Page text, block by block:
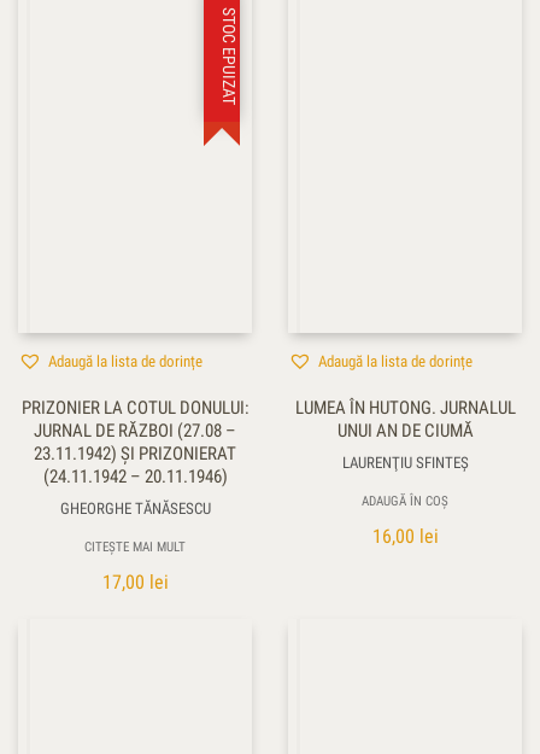
STOC EPUIZAT
Adaugă la lista de dorințe
PRIZONIER LA COTUL DONULUI:
JURNAL DE RĂZBOI (27.08 –
23.11.1942) ŞI PRIZONIERAT
(24.11.1942 – 20.11.1946)
GHEORGHE TĂNĂSESCU
CITEȘTE MAI MULT
17,00 lei
Adaugă la lista de dorințe
LUMEA ÎN HUTONG. JURNALUL
UNUI AN DE CIUMĂ
LAURENŢIU SFINTEȘ
ADAUGĂ ÎN COȘ
16,00 lei